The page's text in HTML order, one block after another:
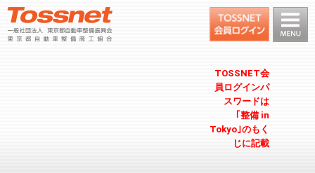
TOSSNET会
員ログインパ
スワードは
｢整備 in
Tokyo｣のもく
じに記載